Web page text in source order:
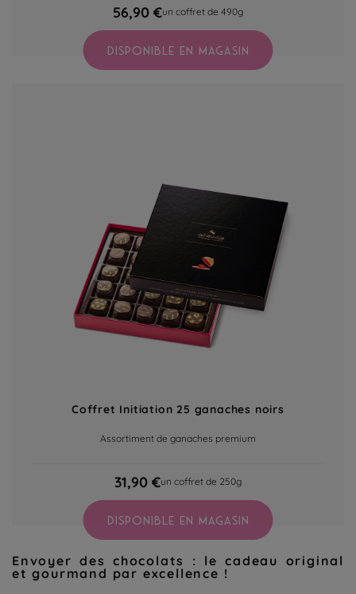
56,90 €un coffret de 490g
DISPONIBLE EN MAGASIN
Coffret Initiation 25 ganaches noirs
Assortiment de ganaches premium
31,90 €un coffret de 250g
DISPONIBLE EN MAGASIN
Envoyer des chocolats : le cadeau original
et gourmand par excellence !